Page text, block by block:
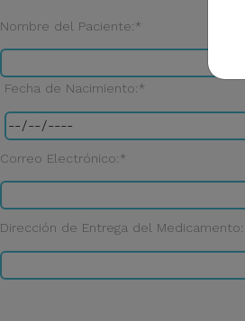
Nombre del Paciente:*
Fecha de Nacimiento:*
Correo Electrónico:*
Dirección de Entrega del Medicamento: